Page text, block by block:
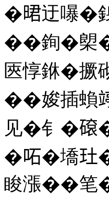
�𣇉迂嚗
��銁�㮾
匧惇銝�
��㛖插
见�钅
�𠰴�墧
睃漲��